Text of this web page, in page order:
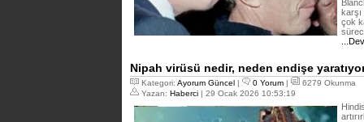
karşı
çok
Nipah virüsü nedir, neden endişe
Kategori: Ayorum Güncel | 0 Yorum |
6279 Okunma
Yazan: Haberci | 29 Ocak 2026 10:53:19